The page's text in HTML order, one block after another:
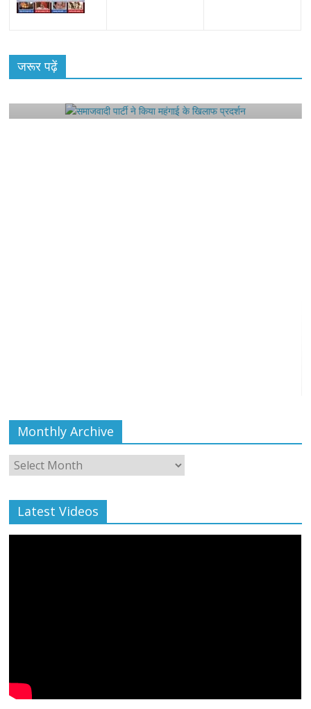
जरूर पढ़ें
राजनीतिक
समाजवादी पार्टी ने किया महंगाई के खिलाफ प्रदर्शन
Monthly Archive
Monthly
Archive
Latest Videos